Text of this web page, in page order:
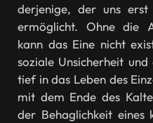
derjenige, der uns
ermöglicht. Ohne die
kann das Eine nicht
soziale Unsicherheit
tief in das Leben des
mit dem Ende des
der Behaglichkeit eines